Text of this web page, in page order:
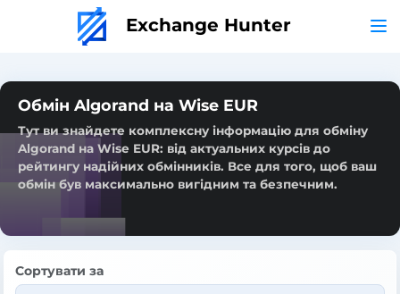
Exchange Hunter
Обмін Algorand на Wise EUR
Тут ви знайдете комплексну інформацію для обміну
Algorand на Wise EUR: від актуальних курсів до
рейтингу надійних обмінників. Все для того, щоб ваш
обмін був максимально вигідним та безпечним.
Сортувати за